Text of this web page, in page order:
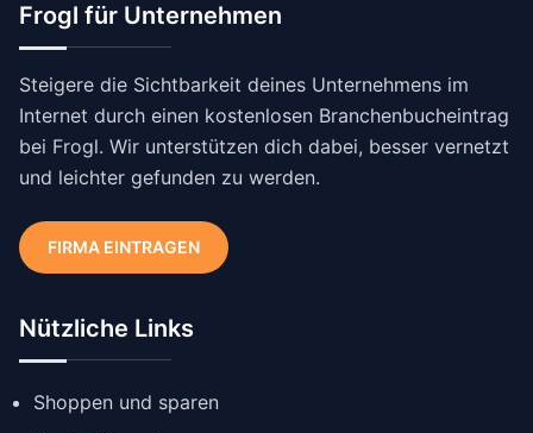
Frogl für Unternehmen
Steigere die Sichtbarkeit deines Unternehmens im
Internet durch einen kostenlosen Branchenbucheintrag
bei Frogl. Wir unterstützen dich dabei, besser vernetzt
und leichter gefunden zu werden.
FIRMA EINTRAGEN
Nützliche Links
Shoppen und sparen